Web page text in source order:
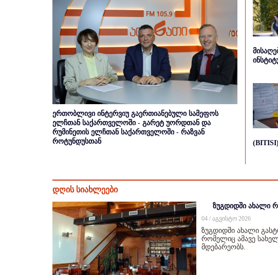
ერთობლივი ინტერვიუ გაერთიანებული სამეფოს
ელჩთან საქართველოში - გარეტ უორდთან და
რუმინეთის ელჩთან საქართველოში - რაზვან
როტუნდუსთან
დღის სიახლეები
ზუგდიდში ახალი
04 / აგვისტო 2026
ზუგდიდში ახალი
რომელიც ამავე
მდებარეობს.